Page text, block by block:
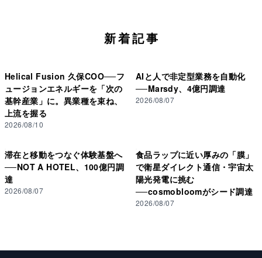
新着記事
Helical Fusion 久保COO──フ
ュージョンエネルギーを「次の
基幹産業」に。異業種を束ね、
上流を握る
2026/08/10
AIと人で非定型業務を自動化
──Marsdy、4億円調達
2026/08/07
滞在と移動をつなぐ体験基盤へ
──NOT A HOTEL、100億円調
達
2026/08/07
食品ラップに近い厚みの「膜」
で衛星ダイレクト通信・宇宙太
陽光発電に挑む
──cosmobloomがシード調達
2026/08/07